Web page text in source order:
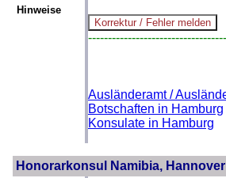
Hinweise
Ausländeramt /
Botschaften in Hamburg
Konsulate in Hamburg
Honorarkonsul Namibia, Hannover